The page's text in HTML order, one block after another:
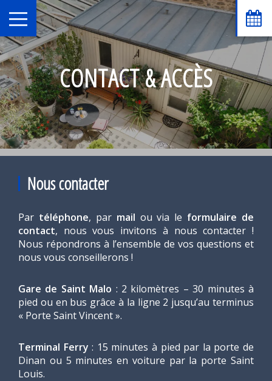
CONTACT & ACCÈS
Nous contacter
Par téléphone, par mail ou via le formulaire de
contact, nous vous invitons à nous contacter !
Nous répondrons à l’ensemble de vos questions et
nous vous conseillerons !
Gare de Saint Malo : 2 kilomètres – 30 minutes à
pied ou en bus grâce à la ligne 2 jusqu’au terminus
« Porte Saint Vincent ».
Terminal Ferry : 15 minutes à pied par la porte de
Dinan ou 5 minutes en voiture par la porte Saint
Louis.